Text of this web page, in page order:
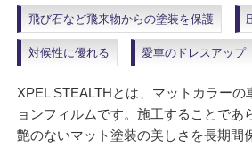
飛び石など飛来物からの塗装を保護
対候性に優れる 愛車のドレスアップ
XPEL STEALTHとは、マットカラーの
ョンフィルムです。施工することであ
艶のないマット塗装の美しさを長期間